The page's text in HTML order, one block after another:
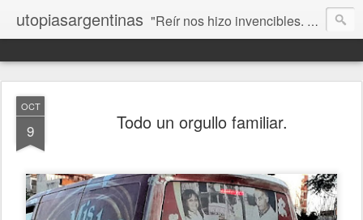
utopiasargentinas "Reír nos hizo invencibles. No como los que siempre ganan, sino como aquellos que no se rinden”. Frida Kahlo
OCT
9 Todo un orgullo familiar.